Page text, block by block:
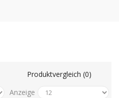
Produktvergleich (0)
Anzeige